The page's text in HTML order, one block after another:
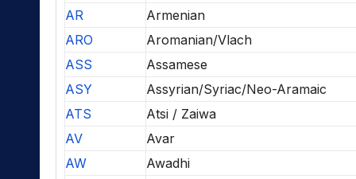
AR
Armenian
ARO
Aromanian/Vlach
ASS
Assamese
ASY
Assyrian/Syriac/Neo-Aramaic
ATS
Atsi / Zaiwa
AV
Avar
AW
Awadhi